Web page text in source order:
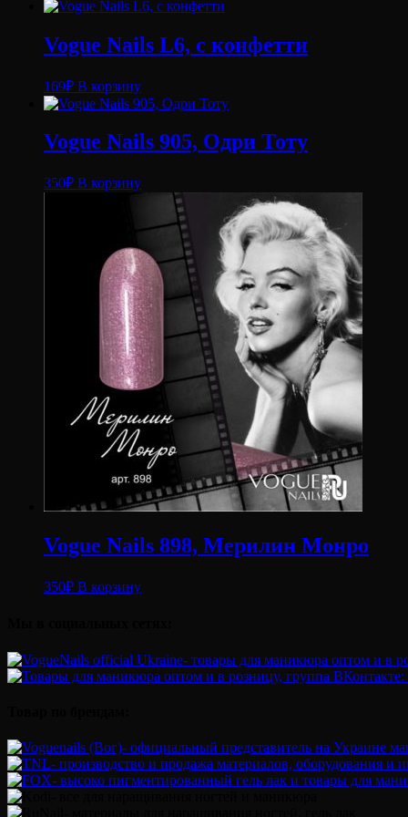
Vogue Nails L6, с конфетти
169₽ В корзину
Vogue Nails 905, Одри Тоту
350₽ В корзину
Vogue Nails 898, Мерилин Монро
350₽ В корзину